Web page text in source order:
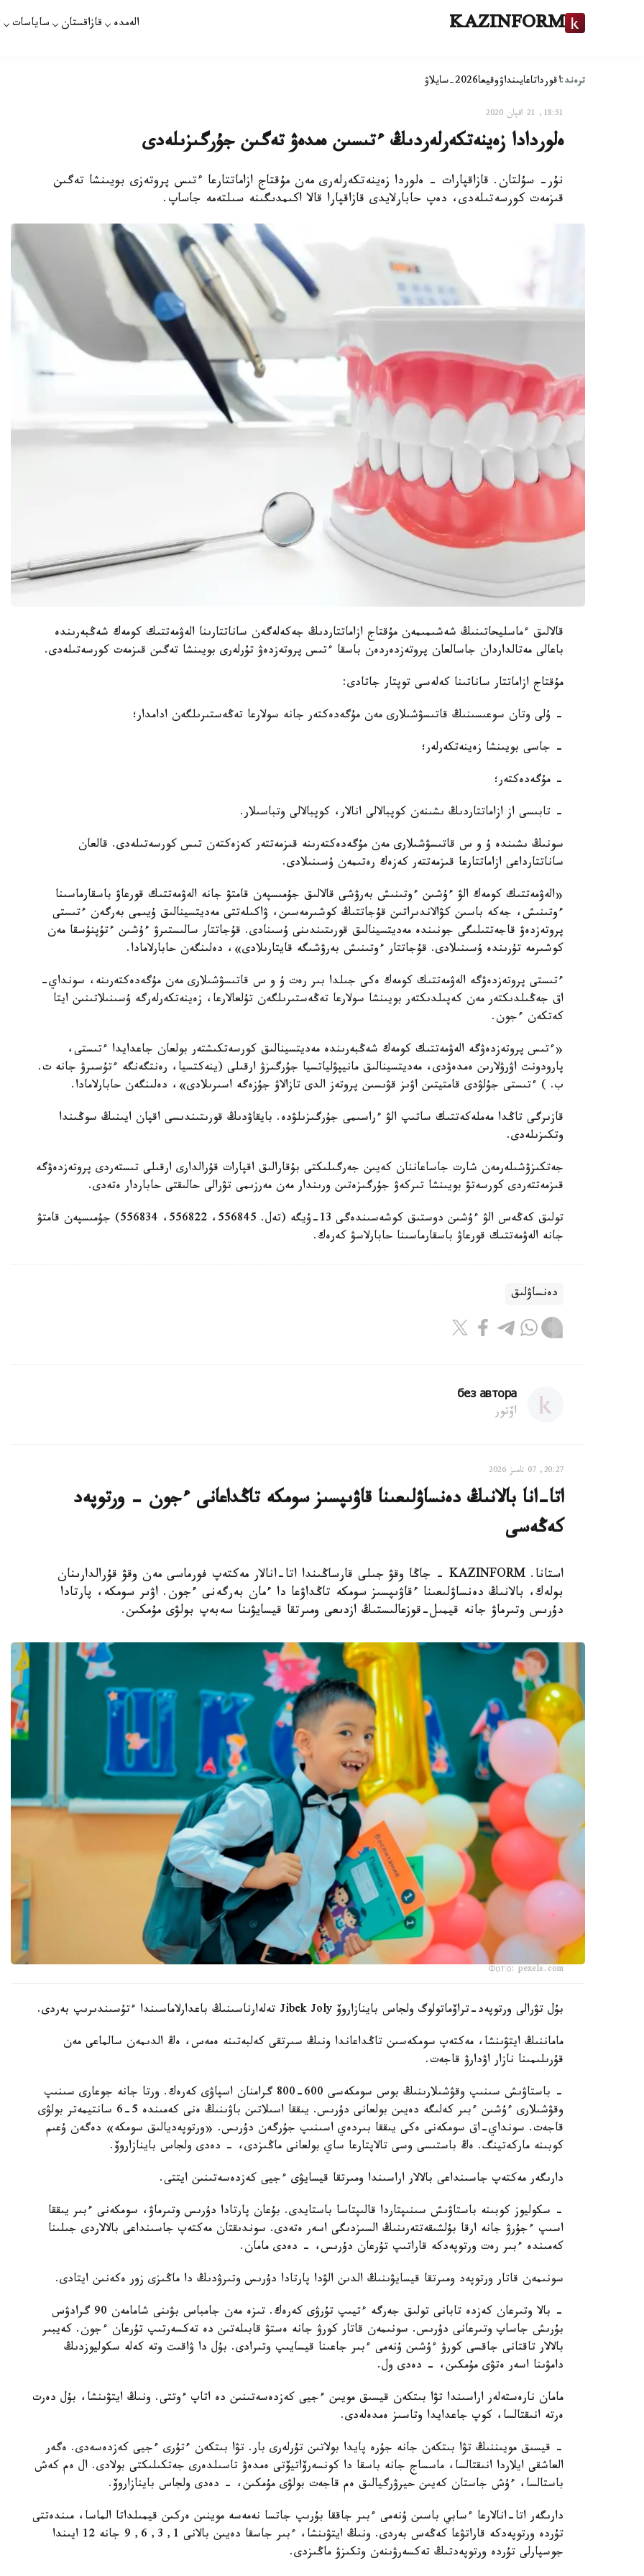
KAZINFORM الەمدە قازاقستان ساياسات
ترەند:اقورداتاعايىنداۋوقيعا2026-سايلاۋ
18:51, 21 اقپان 2020
ەلوردادا زەينەتكەرلەردىڭ ءتىسىن ەمدەۋ تەگىن جۇرگىزىلەدى
نۇر- سۇلتان. قازاقپارات - ەلوردا زەينەتكەرلەرى مەن مۇقتاج ازاماتتارعا ءتىس پروتەزى بويىنشا تەگىن
قىزمەت كورسەتىلەدى، دەپ حابارلايدى قازاقپارا قالا اكىمدىگىنە سىلتەمە جاساپ.
قالالىق ءماسليحاتىنىڭ شەشىمىمەن مۇقتاج ازاماتتاردىڭ جەكەلەگەن ساناتتارىنا الەۋمەتتىك كومەك شەڭبەرىندە
باعالى مەتالداردان جاسالعان پروتەزدەردەن باسقا ءتىس پروتەزدەۋ تۇرلەرى بويىنشا تەگىن قىزمەت كورسەتىلەدى.
مۇقتاج ازاماتتار ساناتىنا كەلەسى توپتار جاتادى:
- ۇلى وتان سوعىسىنىڭ قاتىسۋشىلارى مەن مۇگەدەكتەر جانە سولارعا تەڭەستىرىلگەن ادامدار؛
- جاسى بويىنشا زەينەتكەرلەر؛
- مۇگەدەكتەر؛
- تابىسى از ازاماتتاردىڭ ىشىنەن كوپبالالى انالار، كوپبالالى وتباسىلار.
سونىڭ ىشىندە ۇ و س قاتىسۋشىلارى مەن مۇگەدەكتەرىنە قىزمەتتەر كەزەكتەن تىس كورسەتىلەدى. قالعان
ساناتتارداعى ازاماتتارعا قىزمەتتەر كەزەك رەتىمەن ۇسىنىلادى.
«الەۋمەتتىك كومەك الۋ ءۇشىن ءوتىنىش بەرۋشى قالالىق جۇمىسپەن قامتۋ جانە الەۋمەتتىك قورعاۋ باسقارماسىنا
ءوتىنىش، جەكە باسىن كۋالاندىراتىن قۇجاتتىڭ كوشىرمەسىن، ۋاكىلەتتى مەديتسينالىق ۇيىمى بەرگەن ءتىستى
پروتەزدەۋ قاجەتتىلىگى جونىندە مەديتسينالىق قورىتىندىنى ۇسىنادى. قۇجاتتار سالىستىرۋ ءۇشىن ءتۇپنۇسقا مەن
كوشىرمە تۇرىندە ۇسىنىلادى. قۇجاتتار ءوتىنىش بەرۋشىگە قايتارىلادى»، دەلىنگەن حابارلامادا.
ءتىستى پروتەزدەۋگە الەۋمەتتىك كومەك ەكى جىلدا بىر رەت ۇ و س قاتىسۋشىلارى مەن مۇگەدەكتەرىنە، سونداي-
اق جەڭىلدىكتەر مەن كەپىلدىكتەر بويىنشا سولارعا تەڭەستىرىلگەن تۇلعالارعا، زەينەتكەرلەرگە ۇسىنىلاتىنىن ايتا
كەتكەن ءجون.
«ءتىس پروتەزدەۋگە الەۋمەتتىك كومەك شەڭبەرىندە مەديتسينالىق كورسەتكىشتەر بولعان جاعدايدا ءتىستى،
پارودونت اۋرۋلارىن ەمدەۋدى، مەديتسينالىق مانيپۋلياتسيا جۇرگىزۋ ارقىلى (ينەكتسيا، رەنتگەنگە ءتۇسىرۋ جانە ت.
ب. ) ءتىستى جۇلۋدى قامتيتىن اۋىز قۋىسىن پروتەز الدى تازالاۋ جۇزەگە اسىرىلادى»، دەلىنگەن حابارلامادا.
قازىرگى تاڭدا مەملەكەتتىك ساتىپ الۋ ءراسىمى جۇرگىزىلۋدە. بايقاۋدىڭ قورىتىندىسى اقپان ايىنىڭ سوڭىندا
وتكىزىلەدى.
جەتكىزۋشىلەرمەن شارت جاساعاننان كەيىن جەرگىلىكتى بۇقارالىق اقپارات قۇرالدارى ارقىلى تىستەردى پروتەزدەۋگە
قىزمەتتەردى كورسەتۋ بويىنشا تىركەۋ جۇرگىزەتىن ورىندار مەن مەرزىمى تۋرالى حالىقتى حاباردار ەتەدى.
تولىق كەڭەس الۋ ءۇشىن دوستىق كوشەسىندەگى 13-ۇيگە (تەل. 556845، 556822، 556834) جۇمىسپەن قامتۋ
جانە الەۋمەتتىك قورعاۋ باسقارماسىنا حابارلاسۋ كەرەك.
دەنساۋلىق
без автора
اۆتور
20:27, 07 تامىز 2026
اتا-انا بالانىڭ دەنساۋلىعىنا قاۋىپسىز سومكە تاڭداعانى ءجون - ورتوپەد
كەڭەسى
استانا. KAZINFORM - جاڭا وقۋ جىلى قارساڭىندا اتا-انالار مەكتەپ فورماسى مەن وقۋ قۇرالدارىنان
بولەك، بالانىڭ دەنساۋلىعىنا ءقاۋىپسىز سومكە تاڭداۋعا دا ءمان بەرگەنى ءجون. اۋىر سومكە، پارتادا
دۇرىس وتىرماۋ جانە قيمىل-قوزعالىستىڭ ازدىعى ومىرتقا قيسايۋىنا سەبەپ بولۋى مۇمكىن.
Фото: pexels.com
بۇل تۋرالى ورتوپەد-تراۆماتولوگ ولجاس باينازاروۆ Jibek Joly تەلەارناسىنىڭ باعدارلاماسىندا ءتۇسىندىرىپ بەردى.
ماماننىڭ ايتۋىنشا، مەكتەپ سومكەسىن تاڭداعاندا ونىڭ سىرتقى كەلبەتىنە ەمەس، ەڭ الدىمەن سالماعى مەن
قۇرىلىمىنا نازار اۋدارۋ قاجەت.
- باستاۋىش سىنىپ وقۋشىلارىنىڭ بوس سومكەسى 600-800 گرامنان اسپاۋى كەرەك. ورتا جانە جوعارى سىنىپ
وقۋشىلارى ءۇشىن ءبىر كەلىگە دەيىن بولعانى دۇرىس. يىققا اسىلاتىن باۋىنىڭ ەنى كەمىندە 5-6 سانتيمەتر بولۋى
قاجەت. سونداي-اق سومكەنى ەكى يىققا بىردەي اسىنىپ جۇرگەن دۇرىس. «ورتوپەديالىق سومكە» دەگەن ۇعىم
كوبىنە ماركەتينگ. ەڭ باستىسى وسى تالاپتارعا ساي بولعانى ماڭىزدى، - دەدى ولجاس باينازاروۆ.
دارىگەر مەكتەپ جاسىنداعى بالالار اراسىندا ومىرتقا قيسايۋى ءجيى كەزدەسەتىنىن ايتتى.
- سكوليوز كوبىنە باستاۋىش سىنىپتاردا قالىپتاسا باستايدى. بۇعان پارتادا دۇرىس وتىرماۋ، سومكەنى ءبىر يىققا
اسىپ ءجۇرۋ جانە ارقا بۇلشىقەتتەرىنىڭ السىزدىگى اسەر ەتەدى. سوندىقتان مەكتەپ جاسىنداعى بالالاردى جىلىنا
كەمىندە ءبىر رەت ورتوپەدكە قاراتىپ تۇرعان دۇرىس، - دەدى مامان.
سونىمەن قاتار ورتوپەد ومىرتقا قيسايۋىنىڭ الدىن الۋدا پارتادا دۇرىس وتىرۋدىڭ دا ماڭىزى زور ەكەنىن ايتادى.
- بالا وتىرعان كەزدە تابانى تولىق جەرگە ءتيىپ تۇرۋى كەرەك. تىزە مەن جامباس بۋىنى شامامەن 90 گرادۋس
بۇرىش جاساپ وتىرعانى دۇرىس. سونىمەن قاتار كورۋ جانە ەستۋ قابىلەتىن دە تەكسەرتىپ تۇرعان ءجون. كەيبىر
بالالار تاقتانى جاقسى كورۋ ءۇشىن ۇنەمى ءبىر جاعىنا قيسايىپ وتىرادى. بۇل دا ۋاقىت وتە كەلە سكوليوزدىڭ
دامۋىنا اسەر ەتۋى مۇمكىن، - دەدى ول.
مامان نارەستەلەر اراسىندا تۋا بىتكەن قيسىق مويىن ءجيى كەزدەسەتىنىن دە اتاپ ءوتتى. ونىڭ ايتۋىنشا، بۇل دەرت
ەرتە انىقتالسا، كوپ جاعدايدا وتاسىز ەمدەلەدى.
- قيسىق مويىننىڭ تۋا بىتكەن جانە جۇرە پايدا بولاتىن تۇرلەرى بار. تۋا بىتكەن ءتۇرى ءجيى كەزدەسەدى. ەگەر
العاشقى ايلاردا انىقتالسا، ماسساج جانە باسقا دا كونسەرۆاتيۆتى ەمدەۋ تاسىلدەرى جەتكىلىكتى بولادى. ال ەم كەش
باستالسا، ءۇش جاستان كەيىن حيرۋرگيالىق ەم قاجەت بولۋى مۇمكىن، - دەدى ولجاس باينازاروۆ.
دارىگەر اتا-انالارعا ءسابي باسىن ۇنەمى ءبىر جاققا بۇرىپ جاتسا نەمەسە موينىن ەركىن قيمىلداتا الماسا، مىندەتتى
تۇردە ورتوپەدكە قاراتۋعا كەڭەس بەردى. ونىڭ ايتۋىنشا، ءبىر جاسقا دەيىن بالانى 1, 3, 6, 9 جانە 12 ايىندا
جوسپارلى تۇردە ورتوپەدتىڭ تەكسەرۋىنەن وتكىزۋ ماڭىزدى.